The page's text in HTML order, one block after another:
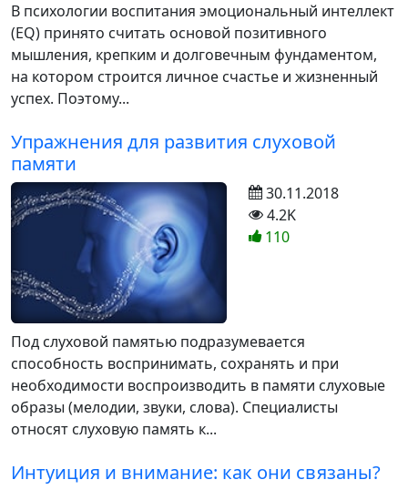
В психологии воспитания эмоциональный интеллект
(EQ) принято считать основой позитивного
мышления, крепким и долговечным фундаментом,
на котором строится личное счастье и жизненный
успех. Поэтому...
Упражнения для развития слуховой
памяти
Под слуховой памятью подразумевается
способность воспринимать, сохранять и при
необходимости воспроизводить в памяти слуховые
образы (мелодии, звуки, слова). Специалисты
относят слуховую память к...
30.11.2018
4.2K
110
Интуиция и внимание: как они связаны?